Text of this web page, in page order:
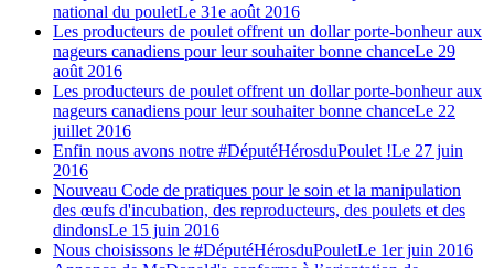
national du pouletLe 31e août 2016
Les producteurs de poulet offrent un dollar porte-bonheur aux
nageurs canadiens pour leur souhaiter bonne chanceLe 29
août 2016
Les producteurs de poulet offrent un dollar porte-bonheur aux
nageurs canadiens pour leur souhaiter bonne chanceLe 22
juillet 2016
Enfin nous avons notre #DéputéHérosduPoulet !Le 27 juin
2016
Nouveau Code de pratiques pour le soin et la manipulation
des œufs d'incubation, des reproducteurs, des poulets et des
dindonsLe 15 juin 2016
Nous choisissons le #DéputéHérosduPouletLe 1er juin 2016